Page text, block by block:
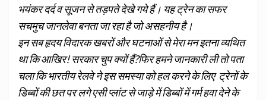
भयंकर दर्द व सूजन से तड़पते देखे गये हैं। यह ट्रेन का सफर
सचमुच जानलेवा बनता जा रहा है जो असहनीय है।
इन सब हृदय विदारक खबरों और घटनाओं से मेरा मन इतना व्यथित
था कि आखिर! सरकार चुप क्यों हैं?फिर हमने जानकारी ली तो पता
चला कि भारतीय रेलवे ने इस समस्या को हल करने के लिए ट्रेनों के
डिब्बों की छत पर लगे एसी प्लांट से जाड़े में डिब्बों में गर्म हवा देने के